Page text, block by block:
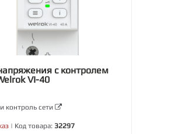
с контролем
VI-40
контроль сети
| Код товара: 32297